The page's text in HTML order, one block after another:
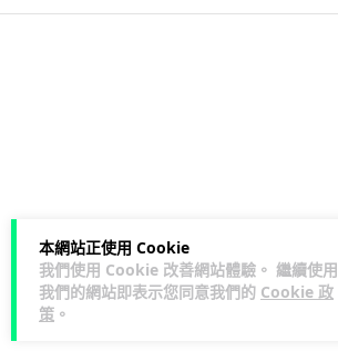
本網站正使用 Cookie
我們使用 Cookie 改善網站體驗。 繼續使用
我們的網站即表示您同意我們的 Cookie 政
策 。